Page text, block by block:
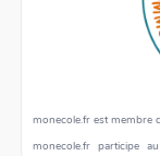
monecole.fr est membre
monecole.fr participe